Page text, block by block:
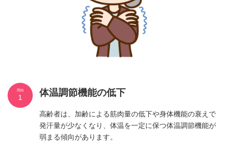
体温調節機能の低下
高齢者は、加齢による筋肉量の低下や身体機能の衰えで
発汗量が少なくなり、体温を一定に保つ体温調節機能が
弱まる傾向があります。
理由
1